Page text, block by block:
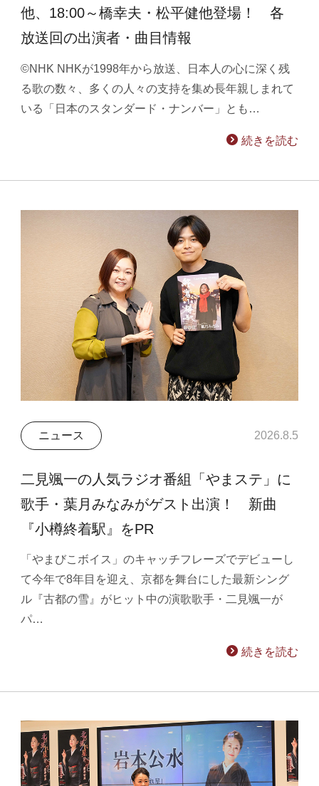
他、18:00～橋幸夫・松平健他登場！ 各
放送回の出演者・曲目情報
©NHK NHKが1998年から放送、日本人の心に深く残
る歌の数々、多くの人々の支持を集め長年親しまれて
いる「日本のスタンダード・ナンバー」とも…
続きを読む
ニュース 2026.8.5
二見颯一の人気ラジオ番組「やまステ」に
歌手・葉月みなみがゲスト出演！ 新曲
『小樽終着駅』をPR
「やまびこボイス」のキャッチフレーズでデビューし
て今年で8年目を迎え、京都を舞台にした最新シング
ル『古都の雪』がヒット中の演歌歌手・二見颯一が
パ…
続きを読む